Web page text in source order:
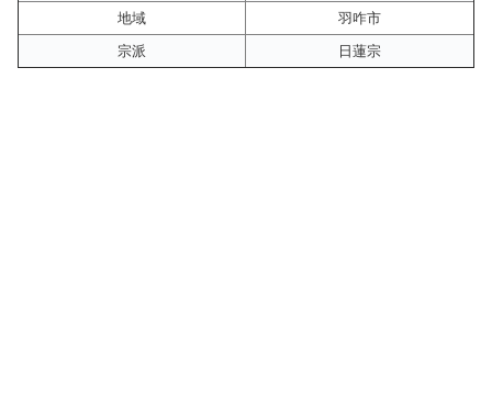
地域
羽咋市
宗派
日蓮宗